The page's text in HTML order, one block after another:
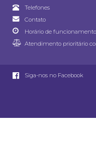
Telefones
Contato
Horário de
Atendimento prioritário
Siga-nos no Facebook